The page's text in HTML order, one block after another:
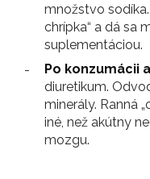
množstvo
chrípka“ a dá sa
suplementáciou.
Po konzumácii
diuretikum.
minerály. Ranná
iné, než akútny
mozgu.